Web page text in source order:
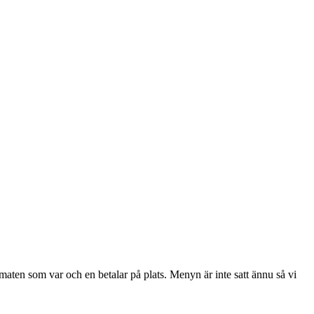
som var och en betalar på plats. Menyn är inte satt ännu så vi